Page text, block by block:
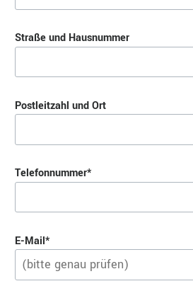
Straße und Hausnummer
Postleitzahl und Ort
Pflichtfeld
Telefonnummer*
Pflichtfeld
E-Mail*